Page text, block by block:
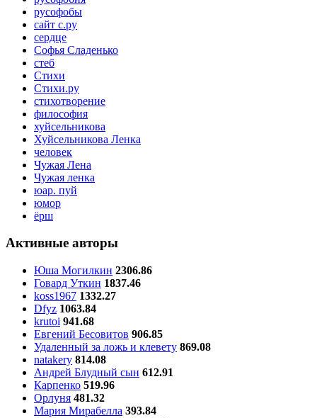
русофобы
сайт с.ру
сердце
Софья Сладенько
стеб
Стихи
Стихи.ру
стихотворение
философия
хуйсельникова
Хуйсельникова Ленка
человек
Чужая Лена
Чужая ленка
юар. пуй
юмор
ёрш
Активные авторы
Юша Могилкин 2306.86
Говард Уткин 1837.46
koss1967 1332.27
Dfyz 1063.84
krutoi 941.68
Евгений Бесовитов 906.85
Удаленный за ложь и клевету 869.08
natakery 814.08
Андрей Блудный сын 612.91
Карпенко 519.96
Орлуня 481.32
Мария Мирабелла 393.84